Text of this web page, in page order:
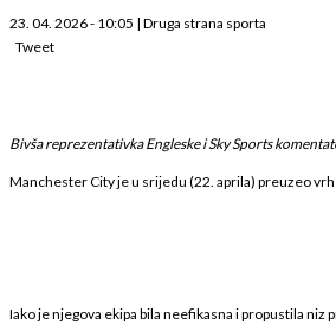
23. 04. 2026 - 10:05 | Druga strana sporta
Tweet
Bivša reprezentativka Engleske i Sky Sports
Manchester City je u srijedu (22. aprila) preuzeo
Iako je njegova ekipa bila neefikasna i propustila niz